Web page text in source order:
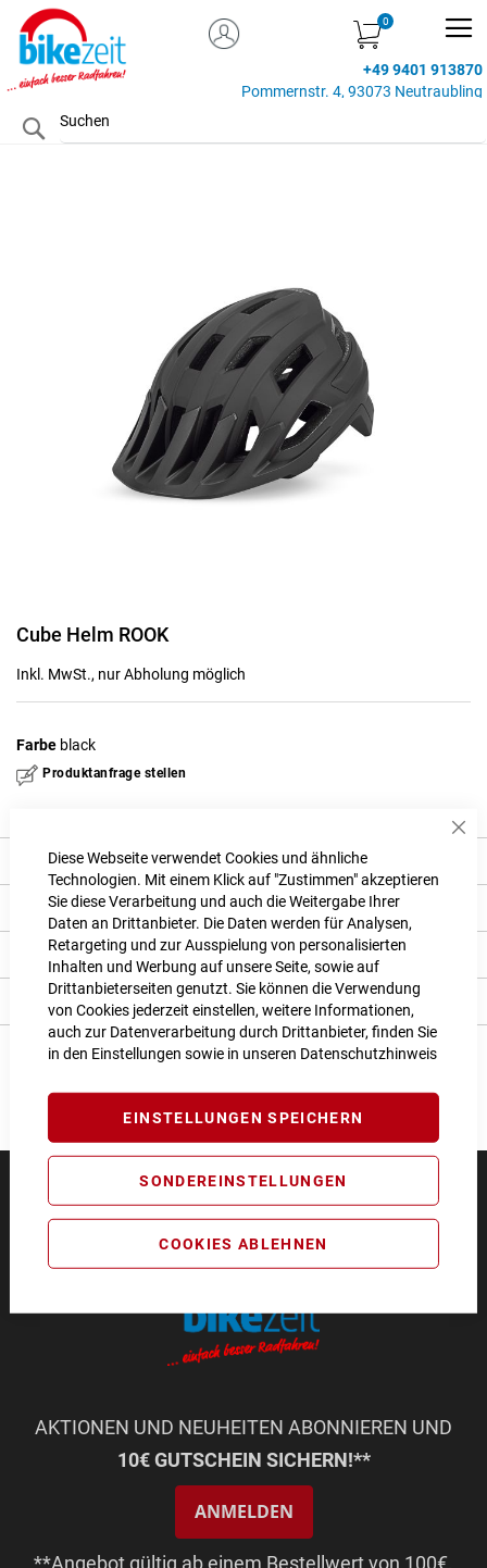
Diese Webseite verwendet Cookies und ähnliche
Technologien. Mit einem Klick auf "Zustimmen" akzeptieren
Sie diese Verarbeitung und auch die Weitergabe Ihrer
Daten an Drittanbieter. Die Daten werden für Analysen,
Retargeting und zur Ausspielung von personalisierten
Inhalten und Werbung auf unsere Seite, sowie auf
Drittanbieterseiten genutzt. Sie können die Verwendung
von Cookies jederzeit einstellen, weitere Informationen,
auch zur Datenverarbeitung durch Drittanbieter, finden Sie
in den Einstellungen sowie in unseren Datenschutzhinweis
EINSTELLUNGEN SPEICHERN
SONDEREINSTELLUNGEN
COOKIES ABLEHNEN
MEIN KONTO
+49 9401 913870
Pommernstr. 4, 93073 Neutraubling
Search
Zum
der
Cube Helm ROOK
Inkl. MwSt., nur Abholung möglich
Farbe black
Produktanfrage stellen
Beschreibung
Produkt Details
Bewertungen
Angaben zur Produktsicherheit
AKTIONEN UND NEUHEITEN ABONNIEREN UND
10€ GUTSCHEIN SICHERN!**
ANMELDEN
**Angebot gültig ab einem Bestellwert von 100€.